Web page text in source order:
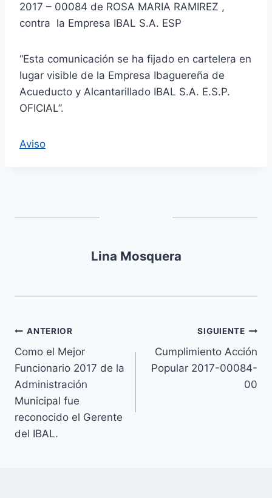
2017 – 00084 de ROSA MARIA RAMIREZ ,
contra la Empresa IBAL S.A. ESP
“Esta comunicación se ha fijado en cartelera en
lugar visible de la Empresa Ibaguereña de
Acueducto y Alcantarillado IBAL S.A. E.S.P.
OFICIAL”.
Aviso
Lina Mosquera
ANTERIOR
Como el Mejor
Funcionario 2017 de la
Administración
Municipal fue
reconocido el Gerente
del IBAL.
SIGUIENTE
Cumplimiento Acción
Popular 2017-00084-
00